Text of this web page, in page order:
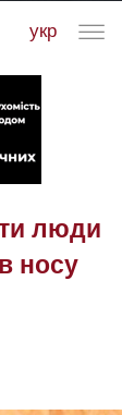
укр
люди
носу